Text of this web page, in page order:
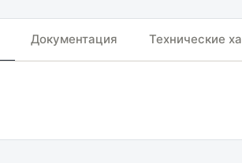
Документация Технические